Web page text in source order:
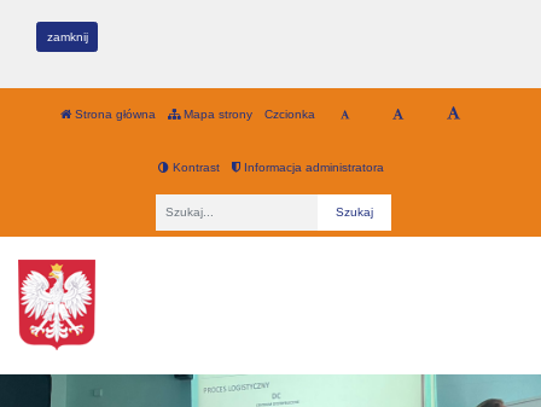
zamknij
Strona główna Mapa strony Czcionka
Kontrast Informacja administratora